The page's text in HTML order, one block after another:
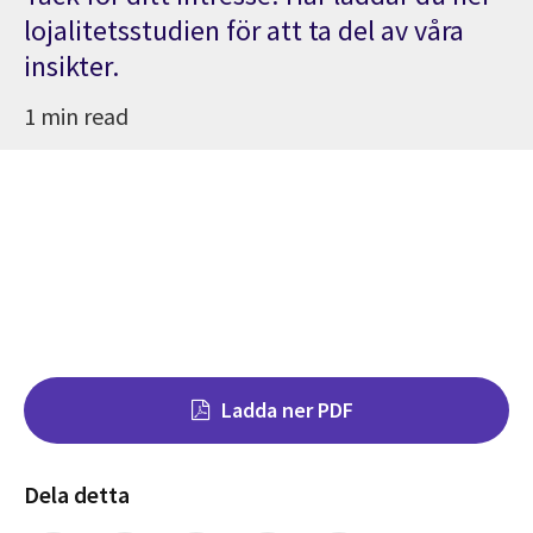
lojalitetsstudien för att ta del av våra
insikter.
1 min read
Ladda ner PDF
Dela detta